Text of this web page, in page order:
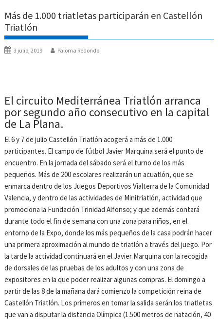
Más de 1.000 triatletas participarán en Castellón
Triatlón
3 julio, 2019 Paloma Redondo
El circuito Mediterránea Triatlón arranca
por segundo año consecutivo en la capital
de La Plana.
El 6 y 7 de julio Castellón Triatlón acogerá a más de 1.000
participantes. El campo de fútbol Javier Marquina será el punto de
encuentro. En la jornada del sábado será el turno de los más
pequeños. Más de 200 escolares realizarán un acuatlón, que se
enmarca dentro de los Juegos Deportivos Vialterra de la Comunidad
Valencia, y dentro de las actividades de Minitriatlón, actividad que
promociona la Fundación Trinidad Alfonso; y que además contará
durante todo el fin de semana con una zona para niños, en el
entorno de la Expo, donde los más pequeños de la casa podrán hacer
una primera aproximación al mundo de triatlón a través del juego. Por
la tarde la actividad continuará en el Javier Marquina con la recogida
de dorsales de las pruebas de los adultos y con una zona de
expositores en la que poder realizar algunas compras. El domingo a
partir de las 8 de la mañana dará comienzo la competición reina de
Castellón Triatlón. Los primeros en tomar la salida serán los triatletas
que van a disputar la distancia Olímpica (1.500 metros de natación, 40